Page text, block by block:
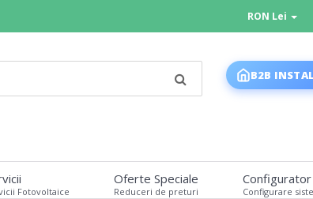
RON Lei
B2B
Fotovoltaice
Oferte Speciale
Reduceri de preturi
Configurator
Configurare